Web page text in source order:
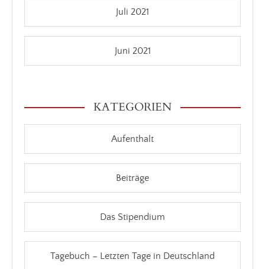
Juli 2021
Juni 2021
KATEGORIEN
Aufenthalt
Beiträge
Das Stipendium
Tagebuch – Letzten Tage in Deutschland